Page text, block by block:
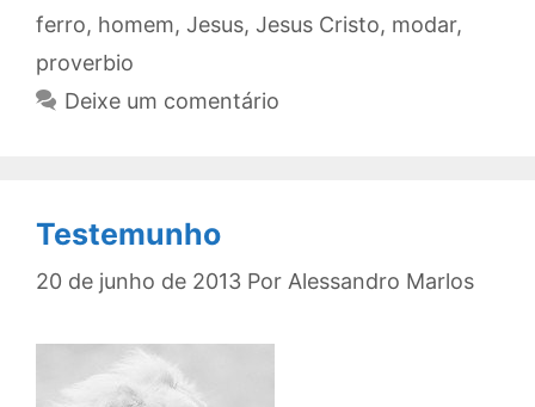
ferro, homem, Jesus, Jesus Cristo, modar,
proverbio
Deixe um comentário
Testemunho
20 de junho de 2013 Por Alessandro Marlos